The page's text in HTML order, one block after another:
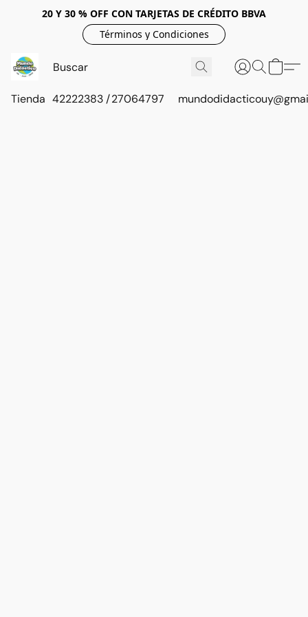
20 Y 30 % OFF CON TARJETAS DE CRÉDITO BBVA
Términos y Condiciones
Tienda 42222383 / 27064797